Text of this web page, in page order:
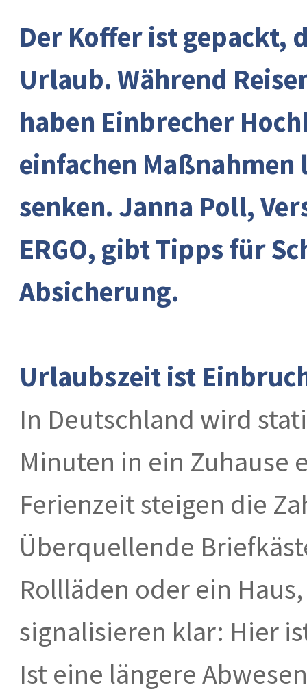
Der Koffer ist gepackt,
Urlaub. Während
haben Einbrecher
einfachen
senken. Janna Poll,
ERGO, gibt Tipps für
Absicherung.
Urlaubszeit ist
In Deutschland wird
Minuten in ein Zuhause
Ferienzeit steigen die
Überquellende
Rollläden oder ein
signalisieren klar: Hier
Ist eine längere